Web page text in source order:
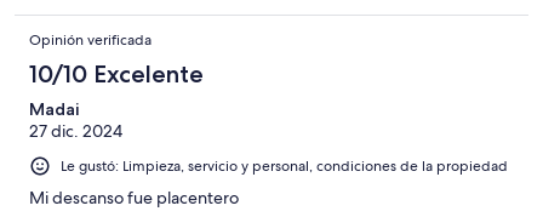
Opinión verificada
10/10 Excelente
Madai
27 dic. 2024
Le gustó: Limpieza, servicio y personal, condiciones de la propiedad
Mi descanso fue placentero